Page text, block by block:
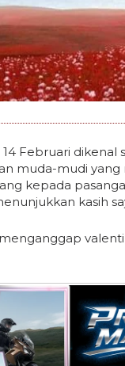
14 Februari
muda-mudi
kepada
kasih